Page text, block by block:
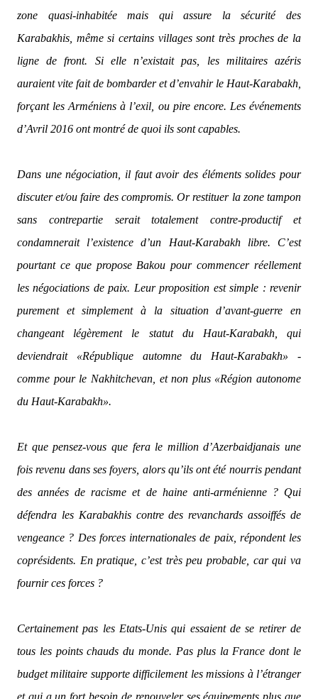
zone quasi-inhabitée mais qui assure la sécurité des
Karabakhis, même si certains villages sont très proches de la
ligne de front. Si elle n’existait pas, les militaires azéris
auraient vite fait de bombarder et d’envahir le Haut-Karabakh,
forçant les Arméniens à l’exil, ou pire encore. Les événements
d’Avril 2016 ont montré de quoi ils sont capables.
Dans une négociation, il faut avoir des éléments solides pour
discuter et/ou faire des compromis. Or restituer la zone tampon
sans contrepartie serait totalement contre-productif et
condamnerait l’existence d’un Haut-Karabakh libre. C’est
pourtant ce que propose Bakou pour commencer réellement
les négociations de paix. Leur proposition est simple : revenir
purement et simplement à la situation d’avant-guerre en
changeant légèrement le statut du Haut-Karabakh, qui
deviendrait «République automne du Haut-Karabakh» -
comme pour le Nakhitchevan, et non plus «Région autonome
du Haut-Karabakh».
Et que pensez-vous que fera le million d’Azerbaidjanais une
fois revenu dans ses foyers, alors qu’ils ont été nourris pendant
des années de racisme et de haine anti-arménienne ? Qui
défendra les Karabakhis contre des revanchards assoiffés de
vengeance ? Des forces internationales de paix, répondent les
coprésidents. En pratique, c’est très peu probable, car qui va
fournir ces forces ?
Certainement pas les Etats-Unis qui essaient de se retirer de
tous les points chauds du monde. Pas plus la France dont le
budget militaire supporte difficilement les missions à l’étranger
et qui a un fort besoin de renouveler ses équipements plus que